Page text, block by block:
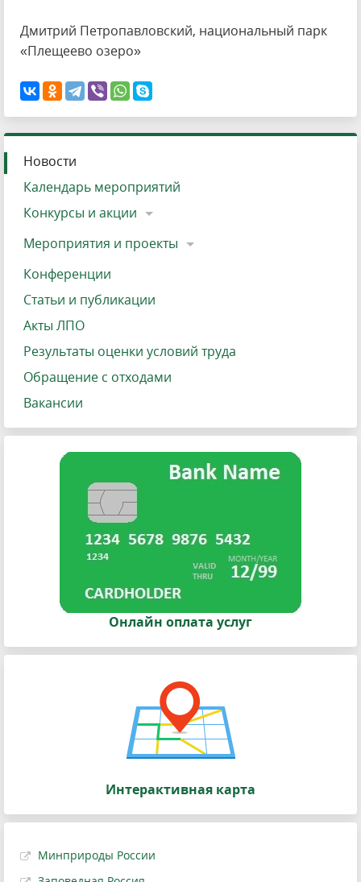
Дмитрий Петропавловский, национальный парк
«Плещеево озеро»
Новости
Календарь мероприятий
Конкурсы и акции
Мероприятия и проекты
Конференции
Статьи и публикации
Акты ЛПО
Результаты оценки условий труда
Обращение с отходами
Вакансии
Онлайн оплата услуг
Интерактивная карта
Минприроды России